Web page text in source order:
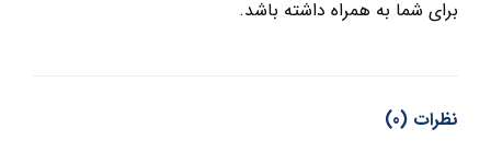
برای شما به همراه داشته باشد.
نظرات (0)